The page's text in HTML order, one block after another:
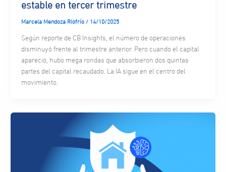
estable en tercer trimestre
Marcela Mendoza Riofrío / 14/10/2025
Según reporte de CB Insights, el número de operaciones
disminuyó frente al trimestre anterior. Pero cuando el capital
apareció, hubo mega rondas que absorbieron dos quintas
partes del capital recaudado. La IA sigue en el centro del
movimiento.